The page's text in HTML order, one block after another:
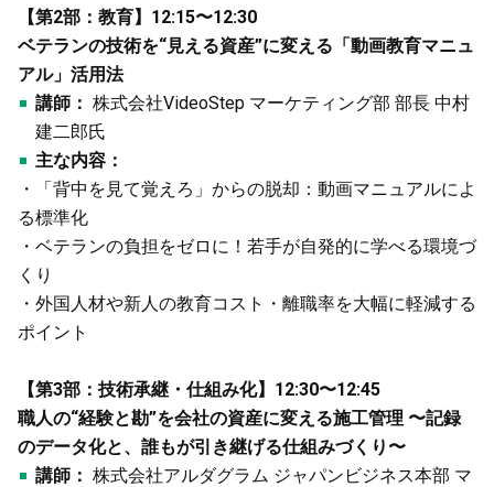
【第2部：教育】12:15〜12:30
ベテランの技術を“見える資産”に変える「動画教育マニュ
アル」活用法
講師： 株式会社VideoStep マーケティング部 部長 中村
建二郎氏
主な内容：
・「背中を見て覚えろ」からの脱却：動画マニュアルによ
る標準化
・ベテランの負担をゼロに！若手が自発的に学べる環境づ
くり
・外国人材や新人の教育コスト・離職率を大幅に軽減する
ポイント
【第3部：技術承継・仕組み化】12:30〜12:45
職人の“経験と勘”を会社の資産に変える施工管理 〜記録
のデータ化と、誰もが引き継げる仕組みづくり〜
講師： 株式会社アルダグラム ジャパンビジネス本部 マ